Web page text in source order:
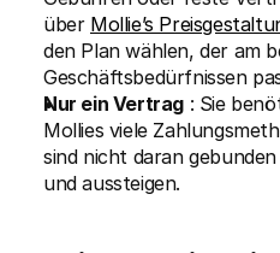
über Mollie’s
den Plan wählen, der am
Geschäftsbedürfnissen
Nur ein Vertrag : Sie
Mollies viele
sind nicht daran
und aussteigen.